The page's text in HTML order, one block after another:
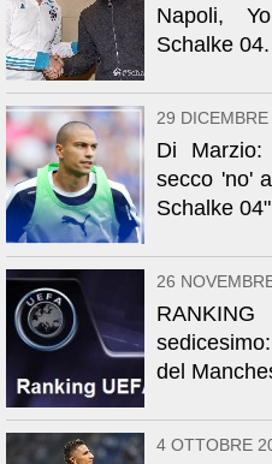
Napoli,
Schalke
29
Di
secco 'no'
Schalke 04"
26
del
4 OTTOBRE